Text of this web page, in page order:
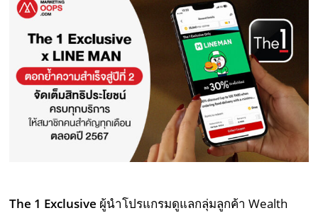
The 1 Exclusive ผู้นำโปรแกรมดูแลกลุ่มลูกค้า Wealth